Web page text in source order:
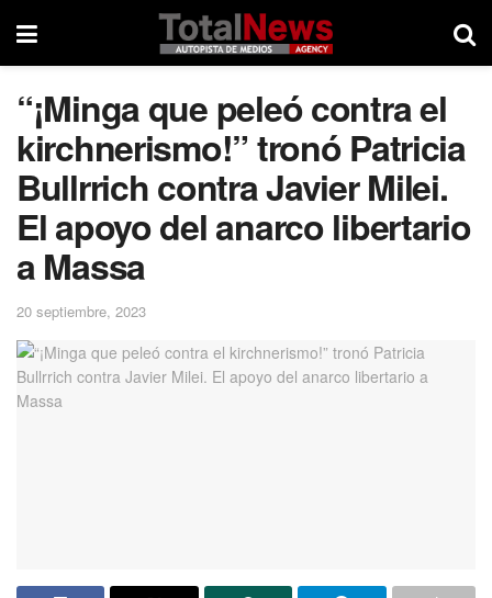
“¡Minga que peleó contra el
kirchnerismo!” tronó Patricia
Bullrrich contra Javier Milei.
El apoyo del anarco libertario
a Massa
20 septiembre, 2023